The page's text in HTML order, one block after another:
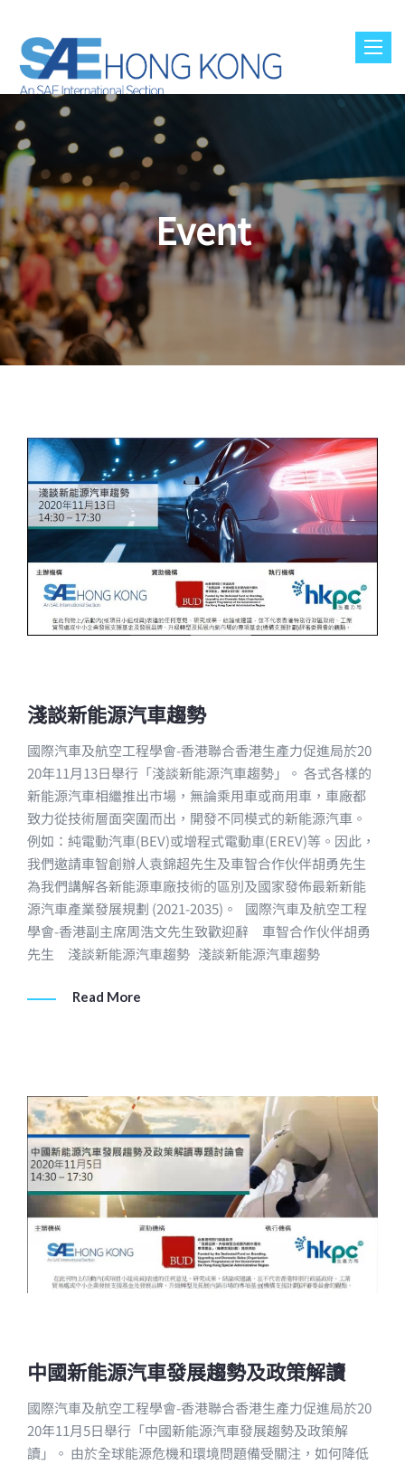
Event
淺談新能源汽車趨勢
國際汽車及航空工程學會-香港聯合香港生產力促進局於20
20年11月13日舉行「淺談新能源汽車趨勢」。 各式各樣的
新能源汽車相繼推出市場，無論乘用車或商用車，車廠都
致力從技術層面突圍而出，開發不同模式的新能源汽車。
例如：純電動汽車(BEV)或增程式電動車(EREV)等。因此，
我們邀請車智創辦人袁錦超先生及車智合作伙伴胡勇先生
為我們講解各新能源車廠技術的區別及國家發佈最新新能
源汽車產業發展規劃 (2021-2035)。 國際汽車及航空工程
學會-香港副主席周浩文先生致歡迎辭 車智合作伙伴胡勇
先生 淺談新能源汽車趨勢 淺談新能源汽車趨勢
Read More
中國新能源汽車發展趨勢及政策解讀
國際汽車及航空工程學會-香港聯合香港生產力促進局於20
20年11月5日舉行「中國新能源汽車發展趨勢及政策解
讀」。 由於全球能源危機和環境問題備受關注，如何降低